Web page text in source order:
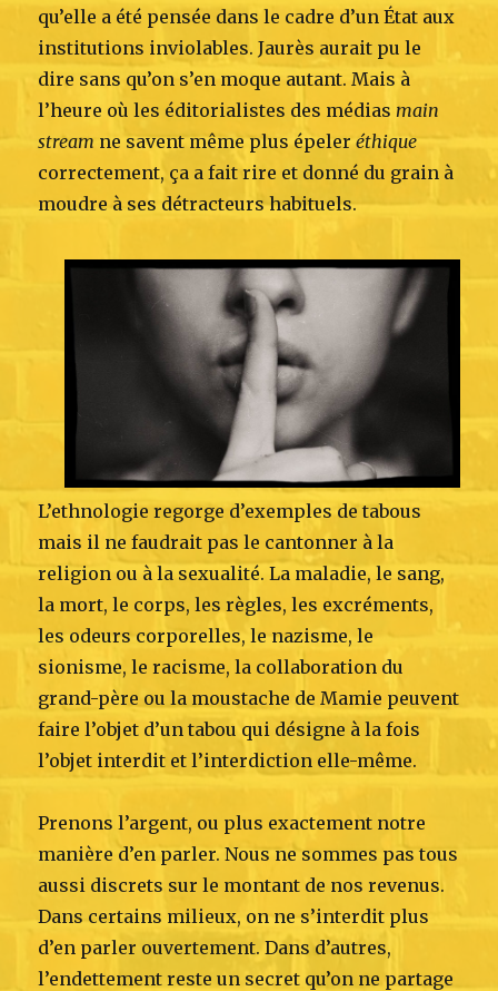
qu’elle a été pensée dans le cadre d’un État aux
institutions inviolables. Jaurès aurait pu le
dire sans qu’on s’en moque autant. Mais à
l’heure où les éditorialistes des médiasmain
stream ne savent même plus épeleréthique
correctement, ça a fait rire et donné du grain à
moudre à ses détracteurs habituels.
L’ethnologie regorge d’exemples de tabous
mais il ne faudrait pas le cantonner à la
religion ou à la sexualité. La maladie, le sang,
la mort, le corps, les règles, les excréments,
les odeurs corporelles, le nazisme, le
sionisme, le racisme, la collaboration du
grand-père ou la moustache de Mamie peuvent
faire l’objet d’un tabou qui désigne à la fois
l’objet interdit et l’interdiction elle-même.
Prenons l’argent, ou plus exactement notre
manière d’en parler. Nous ne sommes pas tous
aussi discrets sur le montant de nos revenus.
Dans certains milieux, on ne s’interdit plus
d’en parler ouvertement. Dans d’autres,
l’endettement reste un secret qu’on ne partage